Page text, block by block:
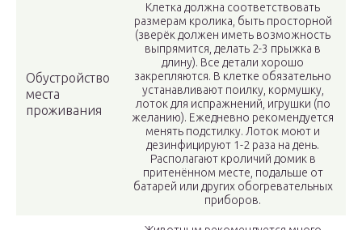
Обустройство
места
проживания
Клетка должна соответствовать
размерам кролика, быть просторной
(зверёк должен иметь возможность
выпрямится, делать 2-3 прыжка в
длину). Все детали хорошо
закрепляются. В клетке обязательно
устанавливают поилку, кормушку,
лоток для испражнений, игрушки (по
желанию). Ежедневно рекомендуется
менять подстилку. Лоток моют и
дезинфицируют 1-2 раза на день.
Располагают кроличий домик в
притенённом месте, подальше от
батарей или других обогревательных
приборов.